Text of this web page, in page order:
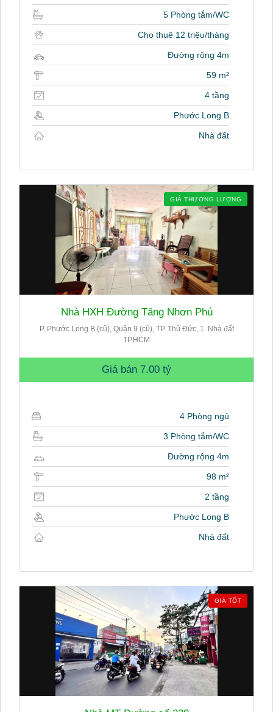
5 Phòng tắm/WC
Cho thuê 12 triệu/tháng
Đường rộng 4m
59 m²
4 tầng
Phước Long B
Nhà đất
GIÁ THƯƠNG LƯỢNG
Nhà HXH Đường Tăng Nhơn Phú
P. Phước Long B (cũ), Quận 9 (cũ), TP. Thủ Đức, 1. Nhà đất
TP.HCM
Giá bán 7.00 tỷ
4 Phòng ngủ
3 Phòng tắm/WC
Đường rộng 4m
98 m²
2 tầng
Phước Long B
Nhà đất
GIÁ TỐT